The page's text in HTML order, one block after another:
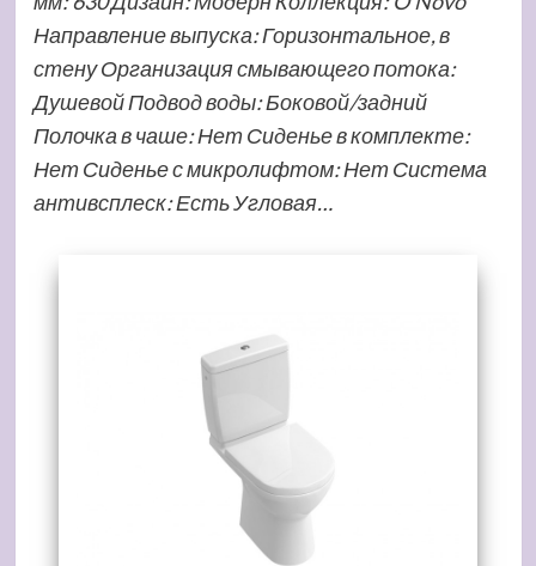
Направление выпуска: Горизонтальное, в
стену Организация смывающего потока:
Душевой Подвод воды: Боковой/задний
Полочка в чаше: Нет Сиденье в комплекте:
Нет Сиденье с микролифтом: Нет Система
антивсплеск: Есть Угловая…